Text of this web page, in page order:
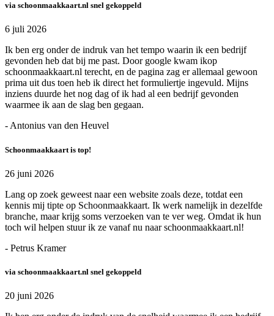
via schoonmaakkaart.nl snel gekoppeld
6 juli 2026
Ik ben erg onder de indruk van het tempo waarin ik een bedrijf
gevonden heb dat bij me past. Door google kwam ikop
schoonmaakkaart.nl terecht, en de pagina zag er allemaal gewoon
prima uit dus toen heb ik direct het formuliertje ingevuld. Mijns
inziens duurde het nog dag of ik had al een bedrijf gevonden
waarmee ik aan de slag ben gegaan.
- Antonius van den Heuvel
Schoonmaakkaart is top!
26 juni 2026
Lang op zoek geweest naar een website zoals deze, totdat een
kennis mij tipte op Schoonmaakkaart. Ik werk namelijk in dezelfde
branche, maar krijg soms verzoeken van te ver weg. Omdat ik hun
toch wil helpen stuur ik ze vanaf nu naar schoonmaakkaart.nl!
- Petrus Kramer
via schoonmaakkaart.nl snel gekoppeld
20 juni 2026